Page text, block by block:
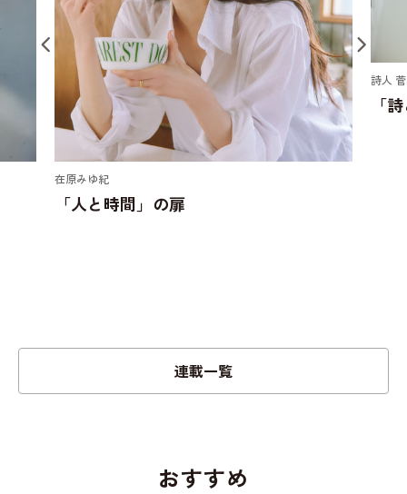
在原みゆ紀
「人と時間」の扉
詩人
「
連載一覧
おすすめ